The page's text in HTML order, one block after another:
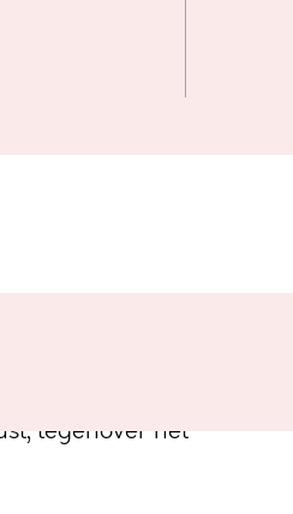
we met trots
tegenover het